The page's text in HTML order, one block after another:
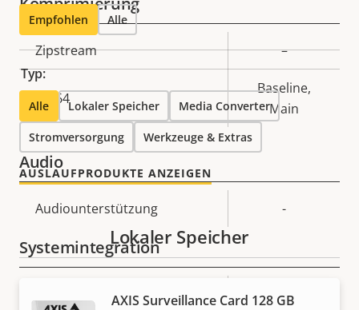
Eigentumsbeschreibung Eigentumswert
Zipstream –
H.264
Baseline,
Main
Audio
Eigentumsbeschreibung Eigentumswert
Audiounterstützung -
Systemintegration
Eigentumsbeschreibung Eigentumswert
Audioerkennung –
Empfohlen Alle
Typ:
Alle Lokaler Speicher Media Converter
Stromversorgung Werkzeuge & Extras
AUSLAUFPRODUKTE ANZEIGEN
Lokaler Speicher
AXIS Surveillance Card 128 GB